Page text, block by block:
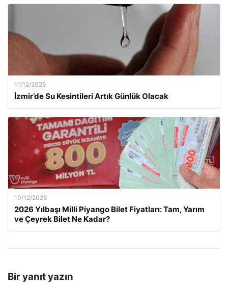
11/12/2025
İzmir’de Su Kesintileri Artık Günlük Olacak
10/12/2025
2026 Yılbaşı Milli Piyango Bilet Fiyatları: Tam, Yarım
ve Çeyrek Bilet Ne Kadar?
Bir yanıt yazın